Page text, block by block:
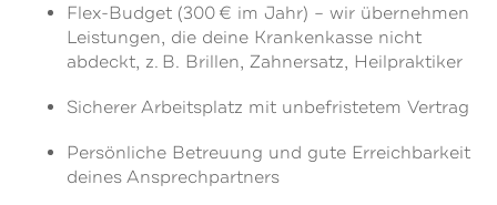
Flex-Budget (300 € im Jahr) – wir übernehmen
Leistungen, die deine Krankenkasse nicht
abdeckt, z. B. Brillen, Zahnersatz, Heilpraktiker
Sicherer Arbeitsplatz mit unbefristetem Vertrag
Persönliche Betreuung und gute Erreichbarkeit
deines Ansprechpartners